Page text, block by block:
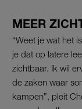
MEER
“Weet je wat het
je dat op latere
zichtbaar. Ik wil
de zaken waar
kampen”, pleit